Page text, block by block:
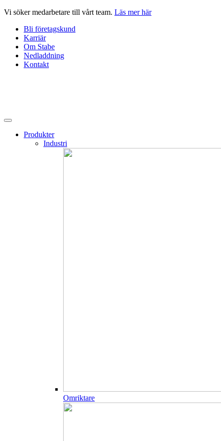
Hoppa
innehåll
Vi söker medarbetare till vårt team. Läs mer här
Bli företagskund
Karriär
Om Stabe
Nedladdning
Kontakt
Produkter
Industri
Omriktare